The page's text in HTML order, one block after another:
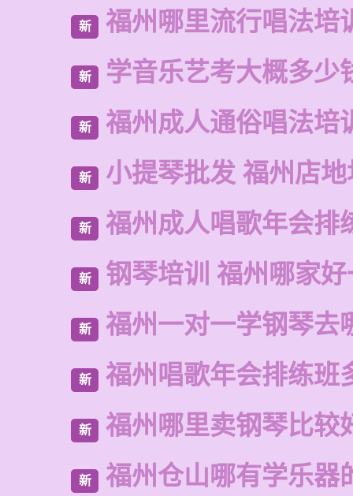
新 福州哪里流行唱法培
新 学音乐艺考大概多少
新 福州成人通俗唱法培
新 小提琴批发 福州店
新 福州成人唱歌年会排
新 钢琴培训 福州哪家
新 福州一对一学钢琴去
新 福州唱歌年会排练班
新 福州哪里卖钢琴比较
新 福州仓山哪有学乐器